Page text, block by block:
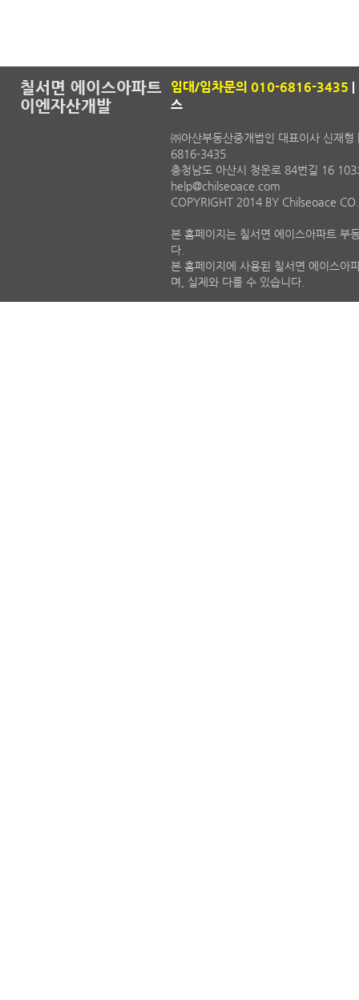
칠서면 에이스아파트
이엔자산개발
임대/임차문의 010-6816-3435 |
스
㈜아산부동산중개법인 대표이사 신재
6816-3435
충청남도 아산시 청운로 84번길 16
help@chilseoace.com
COPYRIGHT 2014 BY Chilseoace
본 홈페이지는 칠서면 에이스아파트 부
다.
본 홈페이지에 사용된 칠서면 에이스아
며, 실제와 다를 수 있습니다.